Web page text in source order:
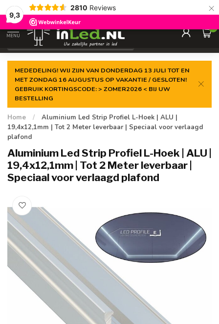
9,3
2810 Reviews ×
Gegarandeerde delaagste prijs
MENU
0
MEDEDELING! WIJ ZIJN VAN DONDERDAG 13 JULI TOT EN
MET ZONDAG 16 AUGUSTUS OP VAKANTIE / GESLOTEN!
GEBRUIK KORTINGSCODE: > ZOMER2026 < BIJ UW
BESTELLING
Home /
Aluminium Led Strip Profiel L-Hoek | ALU |
19,4x12,1mm | Tot 2 Meter leverbaar | Speciaal voor verlaagd
plafond
Aluminium Led Strip Profiel L-Hoek | ALU |
19,4x12,1mm | Tot 2 Meter leverbaar |
Speciaal voor verlaagd plafond